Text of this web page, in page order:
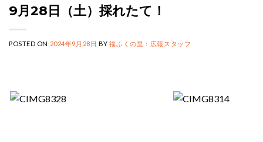
9月28日（土）採れたて！
POSTED ON 2024年9月28日 BY福ふくの里：広報スタッフ